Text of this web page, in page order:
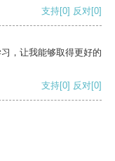
支持[0] 反对[0]
，让我能够取得更好的
支持[0] 反对[0]